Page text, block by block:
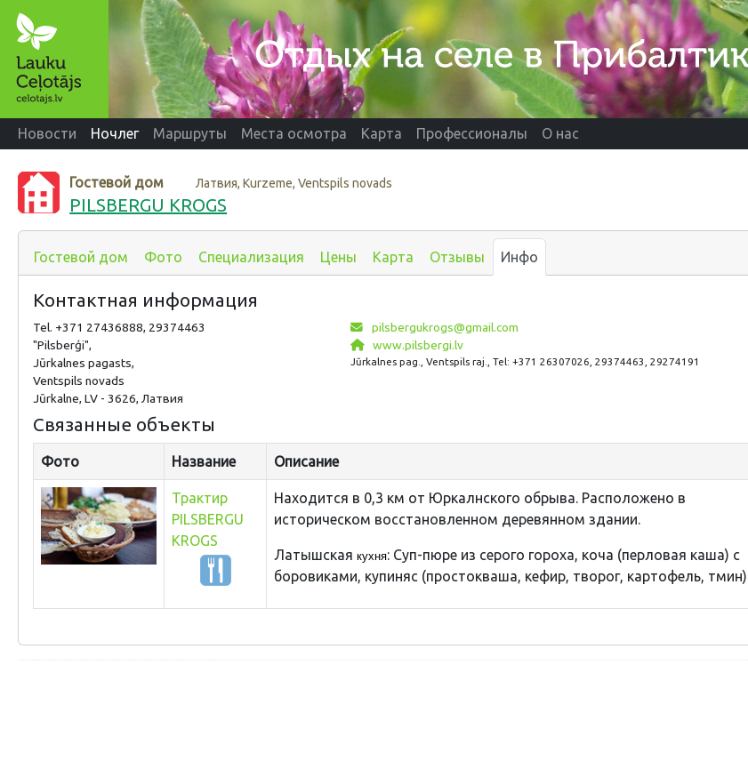
Новости Ночлег Маршруты Места осмотра Карта Профессионалы О нас
Гостевой дом Латвия, Kurzeme, Ventspils novads
PILSBERGU KROGS
Гостевой дом Фото Специализация Цены Карта Отзывы Инфо
Контактная информация
Tel. +371 27436888, 29374463
"Pilsberģi",
Jūrkalnes pagasts,
Ventspils novads
Jūrkalne, LV - 3626, Латвия
pilsbergukrogs@gmail.com
www.pilsbergi.lv
Jūrkalnes pag., Ventspils raj., Tel: +371 26307026, 29374463, 29274191
Связанные объекты
Фото Название Описание
Трактир
PILSBERGU
KROGS
Находится в 0,3 км от Юркалнского обрыва. Расположено в
историческом восстановленном деревянном здании.
Латышская кухня: Суп-пюре из серого гороха, коча (перловая каша) с
боровиками, купиняс (простокваша, кефир, творог, картофель, тмин)...